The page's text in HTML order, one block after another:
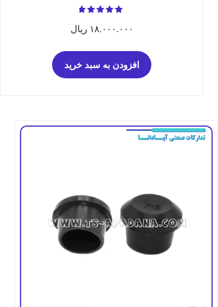
5.00
از 5
۱۸.۰۰۰.۰۰۰ ریال
افزودن به سبد خرید